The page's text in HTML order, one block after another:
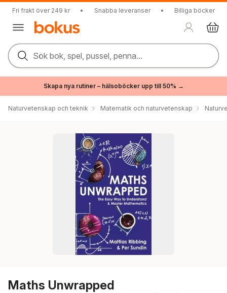
Fri frakt över 249 kr • Snabba leveranser • Billiga böcker
Sök bok, spel, pussel, penna...
Skapa nya rutiner – hälsoböcker upp till 50% →
Naturvetenskap och teknik Matematik och naturvetenskap
Maths Unwrapped